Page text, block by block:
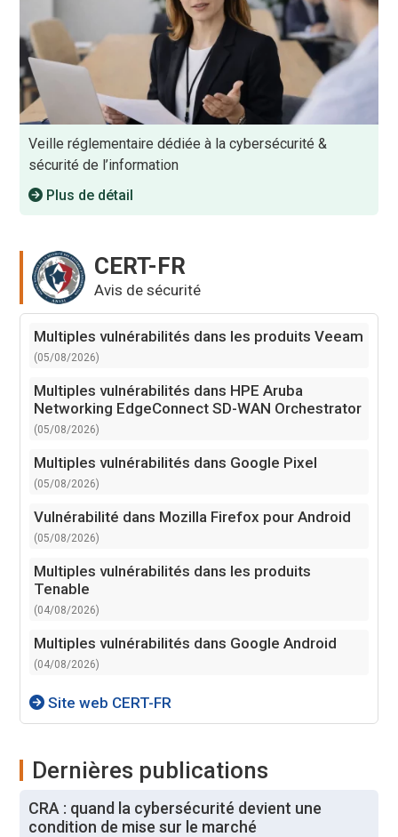
Veille réglementaire dédiée à la cybersécurité &
sécurité de l’information
Plus de détail
CERT-FR
Avis de sécurité
Multiples vulnérabilités dans les produits Veeam
(05/08/2026)
Multiples vulnérabilités dans HPE Aruba
Networking EdgeConnect SD-WAN Orchestrator
(05/08/2026)
Multiples vulnérabilités dans Google Pixel
(05/08/2026)
Vulnérabilité dans Mozilla Firefox pour Android
(05/08/2026)
Multiples vulnérabilités dans les produits
Tenable
(04/08/2026)
Multiples vulnérabilités dans Google Android
(04/08/2026)
Site web CERT-FR
Dernières publications
CRA : quand la cybersécurité devient une
condition de mise sur le marché